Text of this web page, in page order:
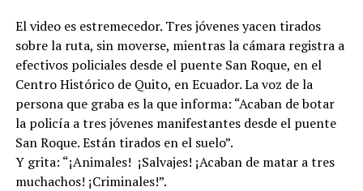
El video es estremecedor. Tres jóvenes yacen tirados
sobre la ruta, sin moverse, mientras la cámara registra a
efectivos policiales desde el puente San Roque, en el
Centro Histórico de Quito, en Ecuador. La voz de la
persona que graba es la que informa: “Acaban de botar
la policía a tres jóvenes manifestantes desde el puente
San Roque. Están tirados en el suelo”.
Y grita: “¡Animales! ¡Salvajes! ¡Acaban de matar a tres
muchachos! ¡Criminales!”.